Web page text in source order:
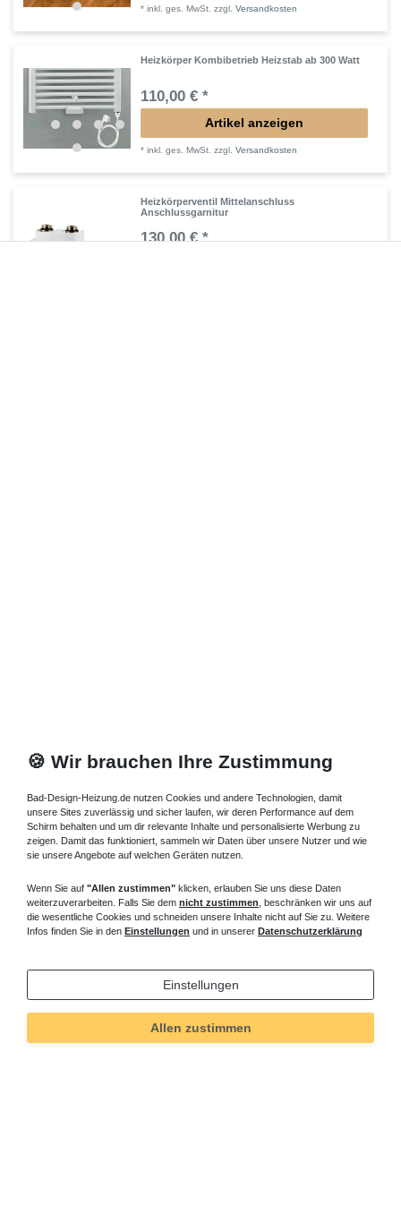
*inkl. ges. MwSt. zzgl.Versandkosten
Heizkörper Kombibetrieb Heizstab ab 300 Watt
110,00 € *
Artikel anzeigen
*inkl. ges. MwSt. zzgl.Versandkosten
Heizkörperventil Mittelanschluss
Anschlussgarnitur
130,00 € *
🍪 Wir brauchen Ihre Zustimmung
Bad-Design-Heizung.de nutzen Cookies und andere Technologien, damit
unsere Sites zuverlässig und sicher laufen, wir deren Performance auf dem
Schirm behalten und um dir relevante Inhalte und personalisierte Werbung zu
zeigen. Damit das funktioniert, sammeln wir Daten über unsere Nutzer und wie
sie unsere Angebote auf welchen Geräten nutzen.
Wenn Sie auf "Allen zustimmen" klicken, erlauben Sie uns diese Daten
weiterzuverarbeiten. Falls Sie dem nicht zustimmen , beschränken wir uns auf
die wesentliche Cookies und schneiden unsere Inhalte nicht auf Sie zu. Weitere
Infos finden Sie in den Einstellungen und in unserer Datenschutzerklärung
Einstellungen
Allen zustimmen